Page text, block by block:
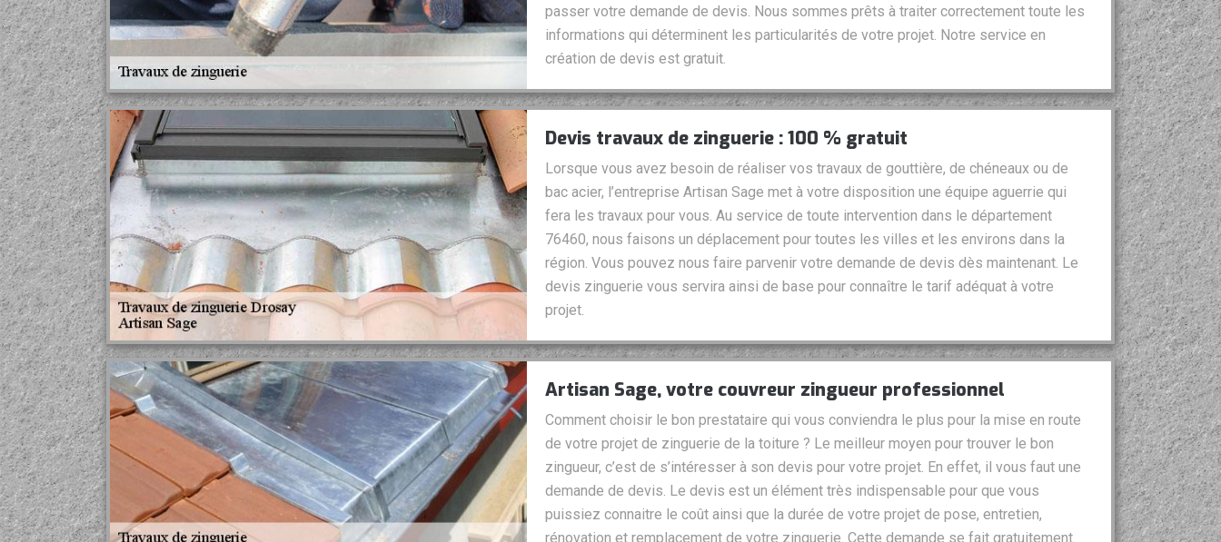
passer votre demande de devis. Nous sommes prêts à traiter correctement toute les
informations qui déterminent les particularités de votre projet. Notre service en
création de devis est gratuit.
Devis travaux de zinguerie : 100 % gratuit
Lorsque vous avez besoin de réaliser vos travaux de gouttière, de chéneaux ou de
bac acier, l’entreprise Artisan Sage met à votre disposition une équipe aguerrie qui
fera les travaux pour vous. Au service de toute intervention dans le département
76460, nous faisons un déplacement pour toutes les villes et les environs dans la
région. Vous pouvez nous faire parvenir votre demande de devis dès maintenant. Le
devis zinguerie vous servira ainsi de base pour connaître le tarif adéquat à votre
projet.
Artisan Sage, votre couvreur zingueur professionnel
Comment choisir le bon prestataire qui vous conviendra le plus pour la mise en route
de votre projet de zinguerie de la toiture ? Le meilleur moyen pour trouver le bon
zingueur, c’est de s’intéresser à son devis pour votre projet. En effet, il vous faut une
demande de devis. Le devis est un élément très indispensable pour que vous
puissiez connaitre le coût ainsi que la durée de votre projet de pose, entretien,
rénovation et remplacement de votre zinguerie. Cette demande se fait gratuitement.